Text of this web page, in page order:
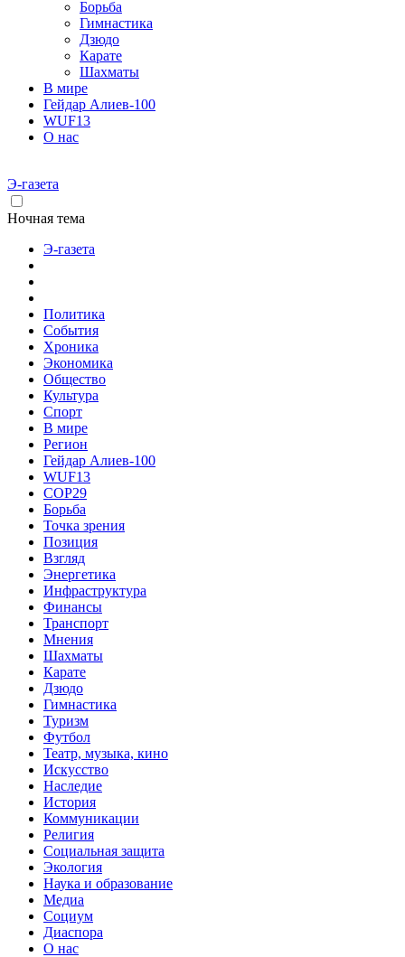
Борьба
Гимнастика
Дзюдо
Карате
Шахматы
В мире
Гейдар Алиев-100
WUF13
О нас
Э-газета
Ночная тема
Э-газета
Политика
События
Хроника
Экономика
Общество
Культура
Спорт
В мире
Регион
Гейдар Алиев-100
WUF13
COP29
Борьба
Точка зрения
Позиция
Взгляд
Энергетика
Инфраструктура
Финансы
Транспорт
Мнения
Шахматы
Карате
Дзюдо
Гимнастика
Туризм
Футбол
Театр, музыка, кино
Искусство
Наследие
История
Коммуникации
Религия
Социальная защита
Экология
Наука и образование
Медиа
Социум
Диаспора
О нас